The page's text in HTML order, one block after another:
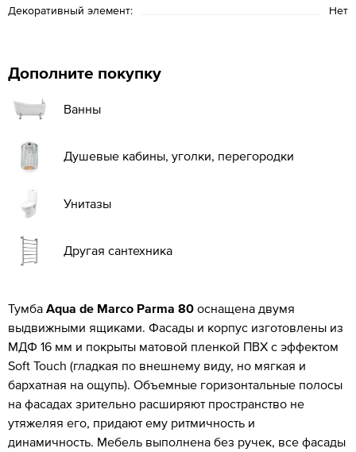
Декоративный элемент:
Нет
Дополните покупку
Ванны
Душевые кабины, уголки, перегородки
Унитазы
Другая сантехника
Тумба Aqua de Marco Parma 80 оснащена двумя
выдвижными ящиками. Фасады и корпус изготовлены из
МДФ 16 мм и покрыты матовой пленкой ПВХ с эффектом
Soft Touch (гладкая по внешнему виду, но мягкая и
бархатная на ощупь). Объемные горизонтальные полосы
на фасадах зрительно расширяют пространство не
утяжеляя его, придают ему ритмичность и
динамичность. Мебель выполнена без ручек, все фасады